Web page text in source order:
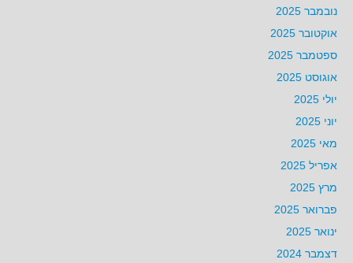
נובמבר 2025
אוקטובר 2025
ספטמבר 2025
אוגוסט 2025
יולי 2025
יוני 2025
מאי 2025
אפריל 2025
מרץ 2025
פברואר 2025
ינואר 2025
דצמבר 2024